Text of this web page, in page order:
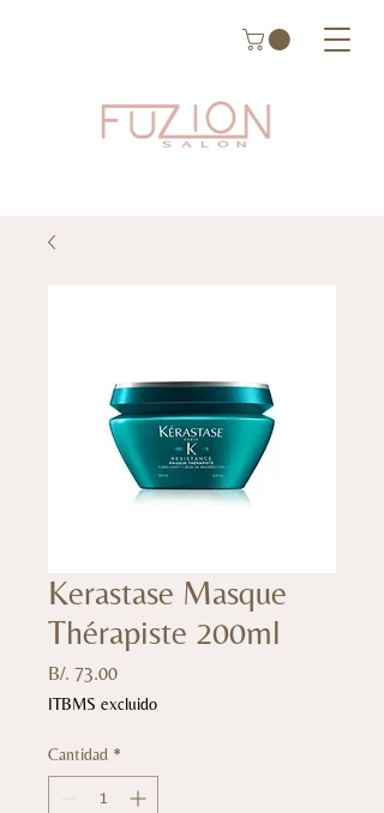
Kerastase Masque
Thérapiste 200ml
B/. 73.00Precio
ITBMS excluido
Cantidad *